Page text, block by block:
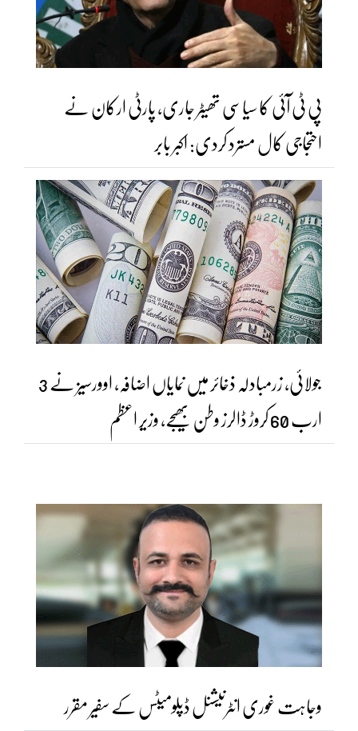
پی ٹی آئی کا سیاسی تھیٹر جاری، پارٹی ارکان نے
احتجاجی کال مسترد کردی: اکبر بابر
جولائی، زرمبادلہ ذخائر میں نمایاں اضافہ، اوورسیز نے 3
ارب 60 کروڑ ڈالرز وطن بھیجے، وزیر اعظم
وجاہت غوری انٹرنیشنل ڈپلومیٹس کے سفیر مقرر